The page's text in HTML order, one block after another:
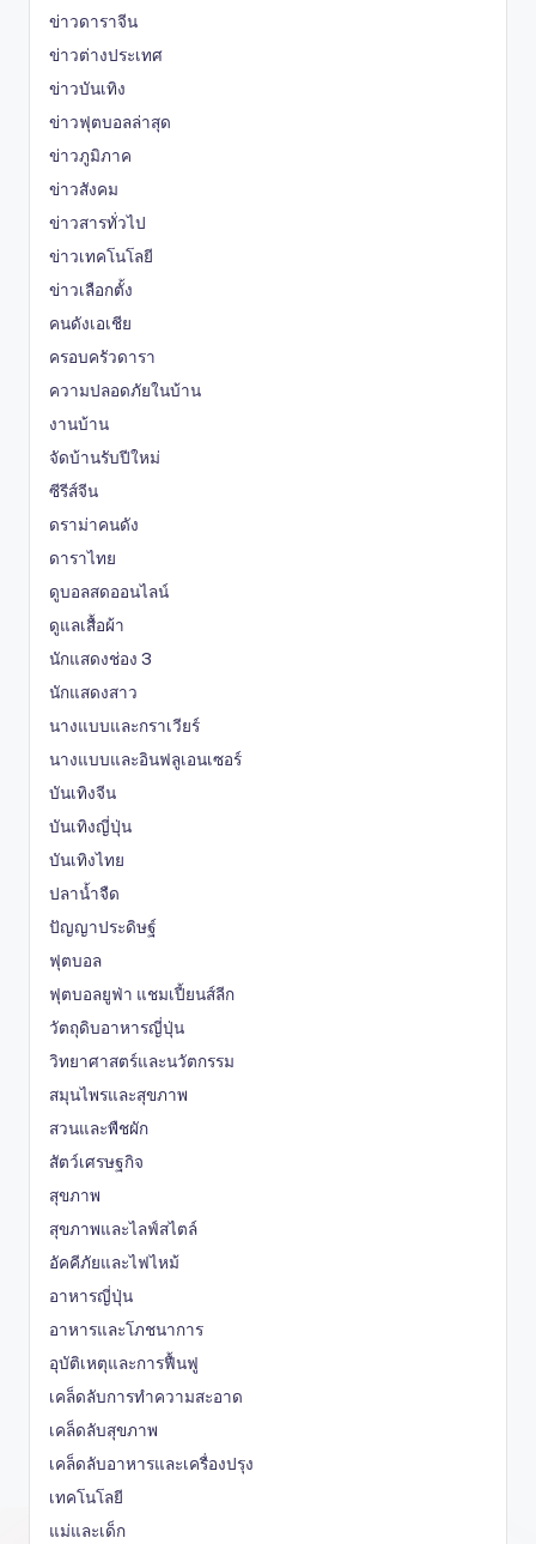
ข่าวดาราจีน
ข่าวต่างประเทศ
ข่าวบันเทิง
ข่าวฟุตบอลล่าสุด
ข่าวภูมิภาค
ข่าวสังคม
ข่าวสารทั่วไป
ข่าวเทคโนโลยี
ข่าวเลือกตั้ง
คนดังเอเชีย
ครอบครัวดารา
ความปลอดภัยในบ้าน
งานบ้าน
จัดบ้านรับปีใหม่
ซีรีส์จีน
ดราม่าคนดัง
ดาราไทย
ดูบอลสดออนไลน์
ดูแลเสื้อผ้า
นักแสดงช่อง 3
นักแสดงสาว
นางแบบและกราเวียร์
นางแบบและอินฟลูเอนเซอร์
บันเทิงจีน
บันเทิงญี่ปุ่น
บันเทิงไทย
ปลาน้ำจืด
ปัญญาประดิษฐ์
ฟุตบอล
ฟุตบอลยูฟ่า แชมเปี้ยนส์ลีก
วัตถุดิบอาหารญี่ปุ่น
วิทยาศาสตร์และนวัตกรรม
สมุนไพรและสุขภาพ
สวนและพืชผัก
สัตว์เศรษฐกิจ
สุขภาพ
สุขภาพและไลฟ์สไตล์
อัคคีภัยและไฟไหม้
อาหารญี่ปุ่น
อาหารและโภชนาการ
อุบัติเหตุและการฟื้นฟู
เคล็ดลับการทำความสะอาด
เคล็ดลับสุขภาพ
เคล็ดลับอาหารและเครื่องปรุง
เทคโนโลยี
แม่และเด็ก